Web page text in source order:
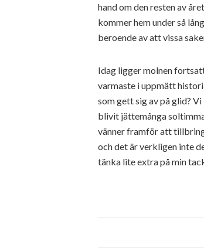
hand om den resten av
kommer hem under så
beroende av att vissa
Idag ligger molnen
varmaste i uppmätt
som gett sig av på glid?
blivit jättemånga
vänner framför att
och det är verkligen inte
tänka lite extra på min